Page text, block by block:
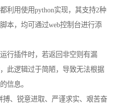
利用使用python实现，其支持2种
本，均可通过web控制台进行添
行插件时，若返回非空则有漏
此逻辑过于简陋，导致无法根据
信息。
搏、锐意进取、严谨求实、艰苦奋